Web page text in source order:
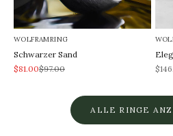
WOLFRAMRING
Schwarzer Sand
REA-pris
$81.00Pris
$97.00
ALLE RINGE